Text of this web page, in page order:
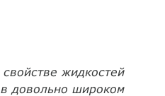
жидкостей
довольно широком